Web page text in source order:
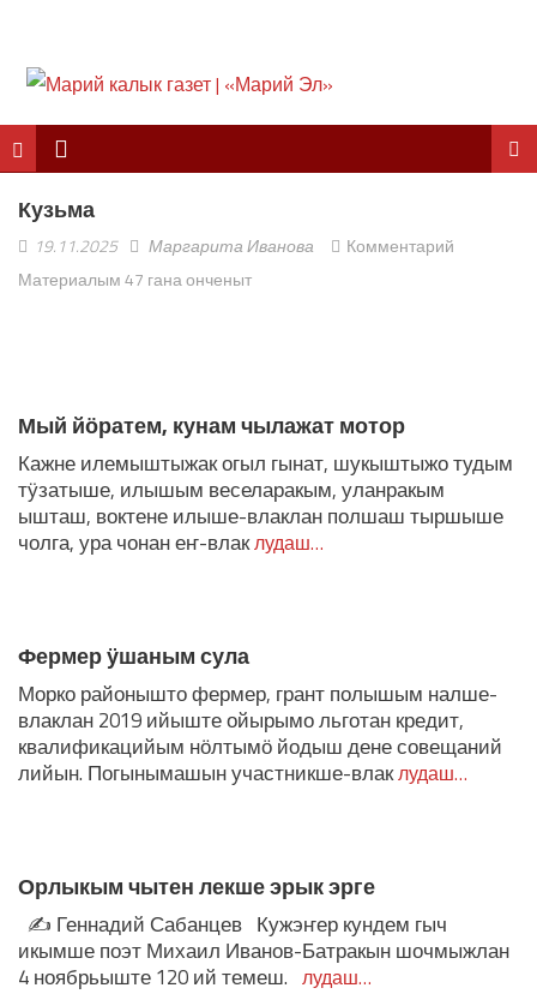
Кузьма
19.11.2025 Маргарита Иванова
Комментарий
Материалым 47 гана онченыт
Мый йӧратем, кунам чылажат мотор
Кажне илемыштыжак огыл гынат, шукыштыжо тудым
тӱзатыше, илышым веселаракым, уланракым
ышташ, воктене илыше-влаклан полшаш тыршыше
чолга, ура чонан еҥ-влаклудаш…
Фермер ӱшаным сула
Морко районышто фермер, грант полышым налше-
влаклан 2019 ийыште ойырымо льготан кредит,
квалификацийым нӧлтымӧ йодыш дене совещаний
лийын. Погынымашын участникше-влаклудаш…
Орлыкым чытен лекше эрык эрге
✍️ Геннадий Сабанцев Кужэҥер кундем гыч
икымше поэт Михаил Иванов-Батракын шочмыжлан
4 ноябрьыште 120 ий темеш. лудаш…